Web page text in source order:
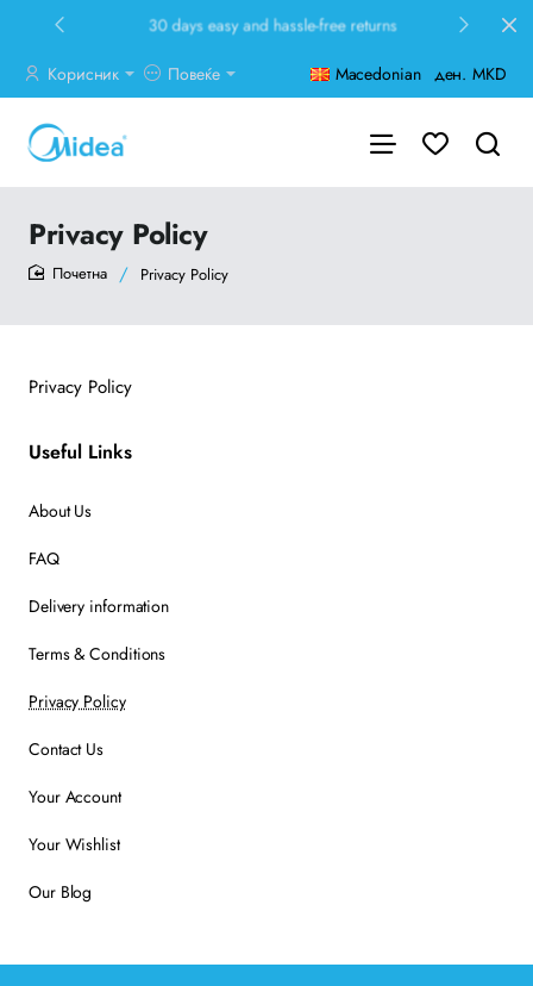
30 days easy and hassle-free returns
Корисник Повеќе Macedonian ден. MKD
Privacy Policy
Privacy Policy
Privacy Policy
Useful Links
About Us
FAQ
Delivery information
Terms & Conditions
Privacy Policy
Contact Us
Your Account
Your Wishlist
Our Blog